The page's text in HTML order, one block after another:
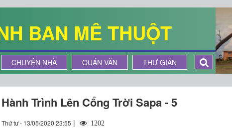
BAN MÊ THUỘT
CHUYỆN NHÀ QUÁN VĂN THƯ GIÃN
Hành Trình Lên Cổng Trời Sapa - 5
Thứ tư - 13/05/2020 23:55 | 1202